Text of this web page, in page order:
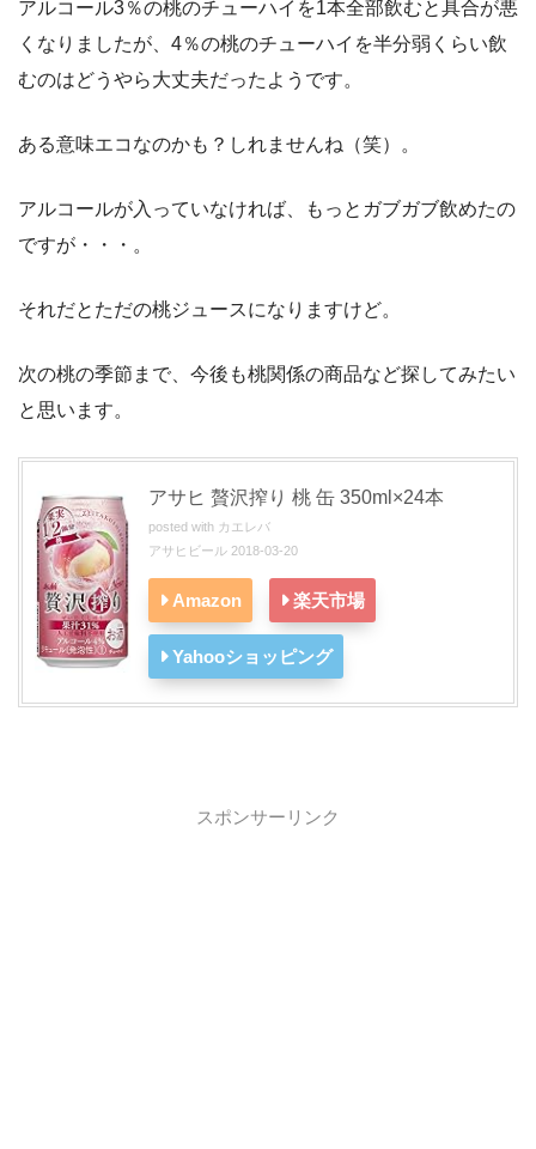
アルコール3％の桃のチューハイを1本全部飲むと具合が悪
くなりましたが、4％の桃のチューハイを半分弱くらい飲
むのはどうやら大丈夫だったようです。
ある意味エコなのかも？しれませんね（笑）。
アルコールが入っていなければ、もっとガブガブ飲めたの
ですが・・・。
それだとただの桃ジュースになりますけど。
次の桃の季節まで、今後も桃関係の商品など探してみたい
と思います。
アサヒ 贅沢搾り 桃 缶 350ml×24本
posted with カエレバ
アサヒビール 2018-03-20
Amazon 楽天市場
Yahooショッピング
スポンサーリンク